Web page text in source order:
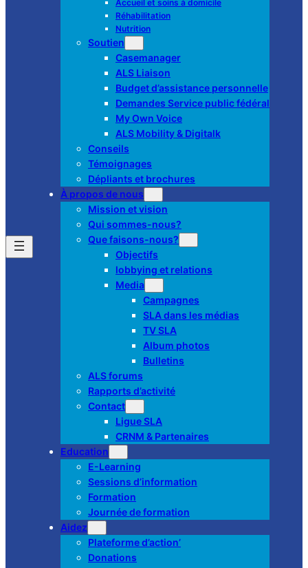
Accueil et soins à domicile
Réhabilitation
Nutrition
Soutien
Casemanager
ALS Liaison
Budget d’assistance personnelle
Demandes Service public fédéral
My Own Voice
ALS Mobility & Digitalk
Conseils
Témoignages
Dépliants et brochures
À propos de nous
Mission et vision
Qui sommes-nous?
Que faisons-nous?
Objectifs
lobbying et relations
Media
Campagnes
SLA dans les médias
TV SLA
Album photos
Bulletins
ALS forums
Rapports d’activité
Contact
Ligue SLA
CRNM & Partenaires
Education
E-Learning
Sessions d’information
Formation
Journée de formation
Aidez
Plateforme d’action’
Donations